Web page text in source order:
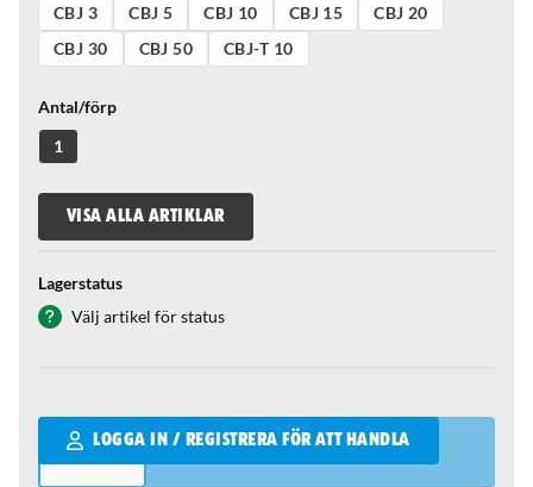
CBJ 3
CBJ 5 CBJ 10 CBJ 15
CBJ 20
CBJ 30
CBJ 50 CBJ-T 10
Antal/förp
1
VISA ALLA ARTIKLAR
Lagerstatus
Välj artikel för status
LOGGA IN / REGISTRERA FÖR ATT HANDLA
Qantity